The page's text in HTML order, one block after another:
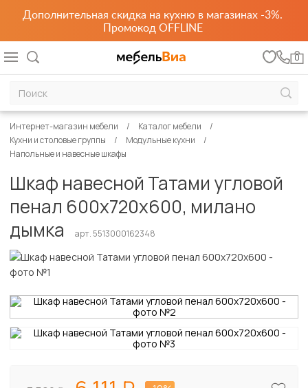
Дополнительная скидка на кухню в магазинах -3%.
Промокод OFFLINE
0
Интернет-магазин мебели
Каталог мебели
Кухни и столовые группы
Модульные кухни
Напольные и навесные шкафы
Шкаф навесной Татами угловой
пенал 600х720х600, милано
дымка
арт. 5513000162348